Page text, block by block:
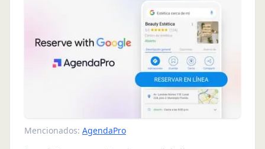
Mencionados: AgendaPro